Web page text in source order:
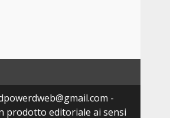
-
prodotto editoriale ai sensi